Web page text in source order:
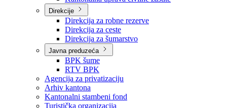
Uprave
Kantonalna uprava za inspekcijske poslove
Kantonalna uprava civilne zaštite
Direkcije
Direkcija za robne rezerve
Direkcija za ceste
Direkcija za šumarstvo
Javna preduzeća
BPK šume
RTV BPK
Agencija za privatizaciju